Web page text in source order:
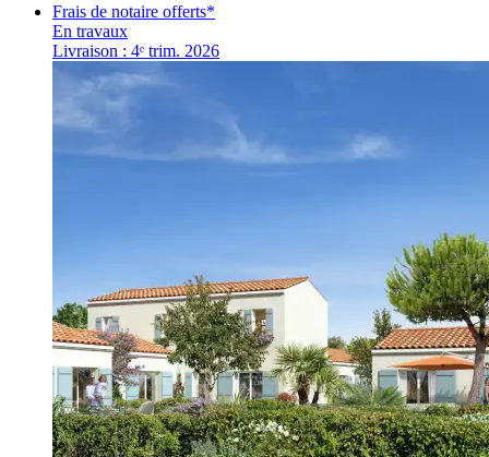
Frais de notaire offerts*
En travaux
Livraison : 4ᵉ trim. 2026